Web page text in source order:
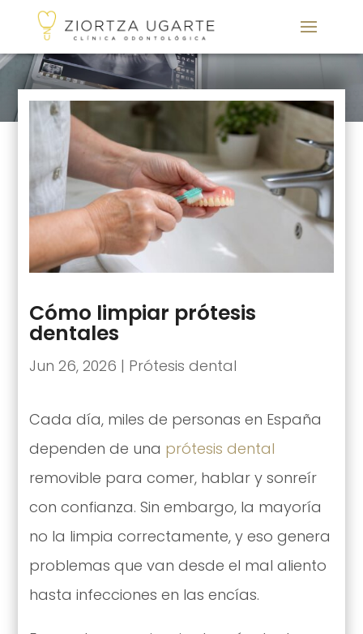
Cómo limpiar prótesis
dentales
Jun 26, 2026 | Prótesis dental
Cada día, miles de personas en España
dependen de una prótesis dental
removible para comer, hablar y sonreír
con confianza. Sin embargo, la mayoría
no la limpia correctamente, y eso genera
problemas que van desde el mal aliento
hasta infecciones en las encías.